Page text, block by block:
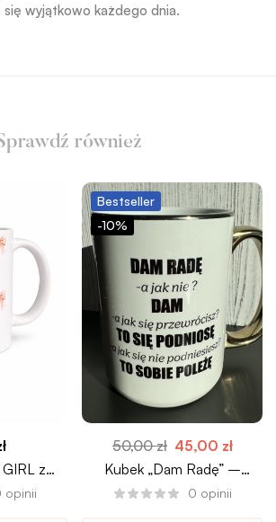
wyjątkowo każdego dnia.
również
z
opinii
Bestseller
-10%
50,00zł 45,00 zł
Kubek „Dam Radę” –
motywacja na co dzień
0 opinii